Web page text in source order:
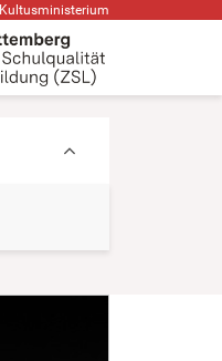
Kultusministerium